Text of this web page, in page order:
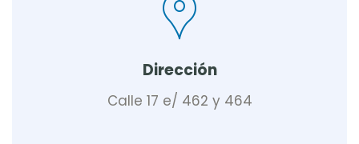
Dirección
Calle 17 e/ 462 y 464